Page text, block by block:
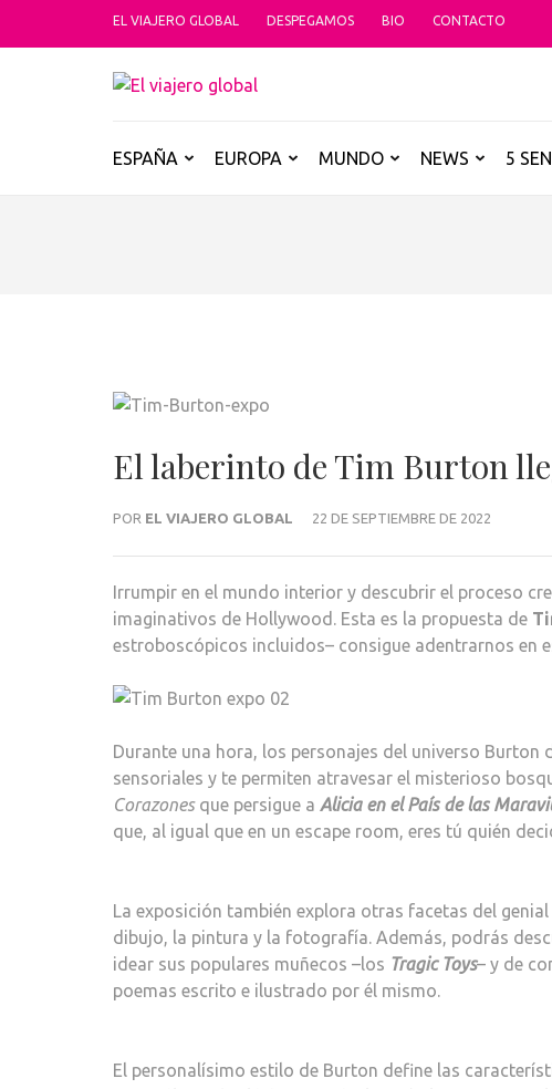
EL VIAJERO GLOBAL DESPEGAMOS BIO CONTACTO
ESPAÑA EUROPA MUNDO NEWS 5
El laberinto de Tim Burton
POR EL VIAJERO GLOBAL 22 DE SEPTIEMBRE DE 2022
Irrumpir en el mundo interior y descubrir el proceso
imaginativos de Hollywood. Esta es la propuesta de
estroboscópicos incluidos– consigue adentrarnos en
Durante una hora, los personajes del universo Burton
sensoriales y te permiten atravesar el misterioso
Corazonesque persigue a Alicia en el País de las
que, al igual que en un escape room, eres tú quién
La exposición también explora otras facetas del
dibujo, la pintura y la fotografía. Además, podrás
idear sus populares muñecos –los Tragic Toys– y de
poemas escrito e ilustrado por él mismo.
El personalísimo estilo de Burton define las